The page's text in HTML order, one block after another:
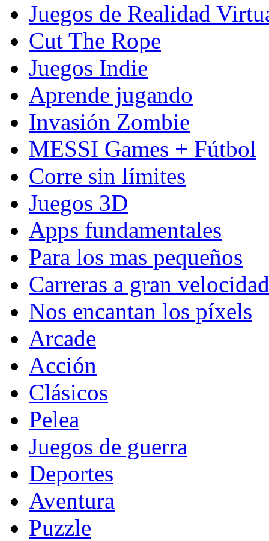
Juegos de Realidad
Cut The Rope
Juegos Indie
Aprende jugando
Invasión Zombie
MESSI Games + Fútbol
Corre sin límites
Juegos 3D
Apps fundamentales
Para los mas pequeños
Carreras a gran velocidad
Nos encantan los píxels
Arcade
Acción
Clásicos
Pelea
Juegos de guerra
Deportes
Aventura
Puzzle